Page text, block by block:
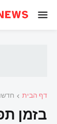
דף הבית
בזמן